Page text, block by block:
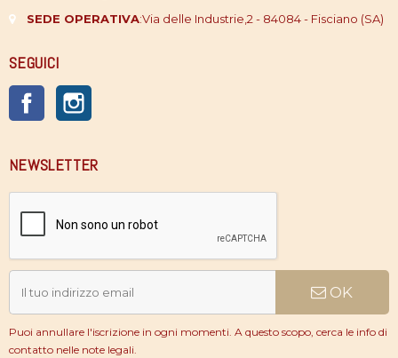
SEDE OPERATIVA:Via delle Industrie,2 - 84084 - Fisciano (SA)
SEGUICI
Facebook
NEWSLETTER
OK
Puoi annullare l'iscrizione in ogni momenti. A questo scopo, cerca le info di
contatto nelle note legali.